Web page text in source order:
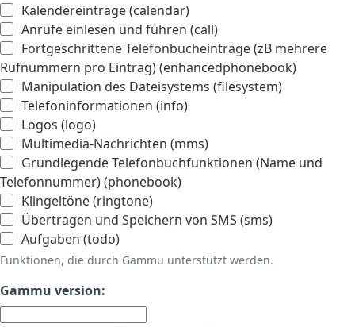
Kalendereinträge (calendar)
Anrufe einlesen und führen (call)
Fortgeschrittene Telefonbucheinträge (zB mehrere
Rufnummern pro Eintrag) (enhancedphonebook)
Manipulation des Dateisystems (filesystem)
Telefoninformationen (info)
Logos (logo)
Multimedia-Nachrichten (mms)
Grundlegende Telefonbuchfunktionen (Name und
Telefonnummer) (phonebook)
Klingeltöne (ringtone)
Übertragen und Speichern von SMS (sms)
Aufgaben (todo)
Funktionen, die durch Gammu unterstützt werden.
Gammu version: